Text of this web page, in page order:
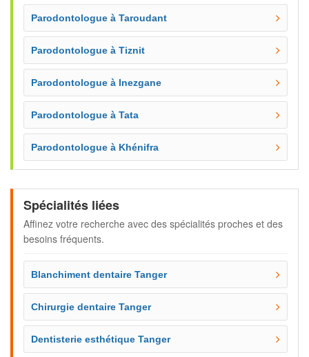
Parodontologue à Taroudant
Parodontologue à Tiznit
Parodontologue à Inezgane
Parodontologue à Tata
Parodontologue à Khénifra
Spécialités liées
Affinez votre recherche avec des spécialités proches et des
besoins fréquents.
Blanchiment dentaire Tanger
Chirurgie dentaire Tanger
Dentisterie esthétique Tanger